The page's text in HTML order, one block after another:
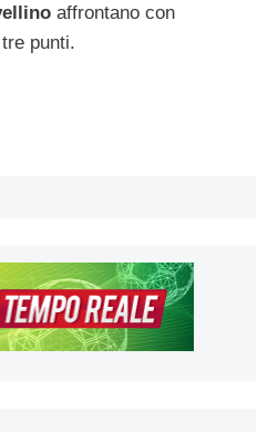
affrontano con
punti.